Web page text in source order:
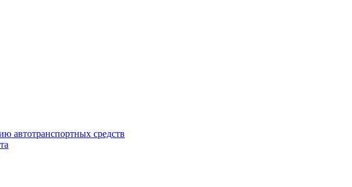
автотранспортных средств